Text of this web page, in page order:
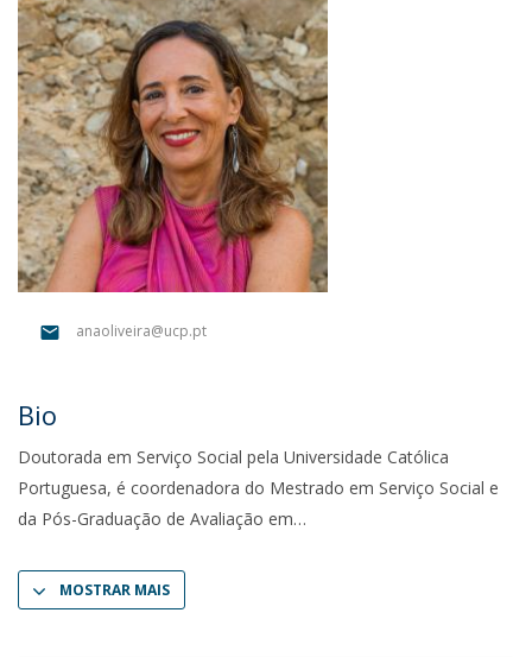
anaoliveira@ucp.pt
Bio
Doutorada em Serviço Social pela Universidade Católica
Portuguesa, é coordenadora do Mestrado em Serviço Social e
da Pós-Graduação de Avaliação em
MOSTRAR MAIS